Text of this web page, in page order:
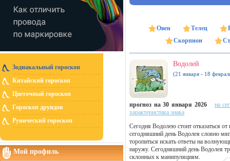
Зодиакальный гороскоп
Китайский гороскоп
Цветочный гороскоп
Гороскоп друидов
Рунический гороскоп
Мой профиль
Овен Телец
Скорпион
Водолей
(21 января - 18
прогноз на 30 января 2026
на
характеристика знака
Сегодня Водолею стоит отказаться
сегодняшний день Водолея словно
торопиться искать ответы на
наружу. Сегодняшний день Водолея
склонных к манипуляциям.